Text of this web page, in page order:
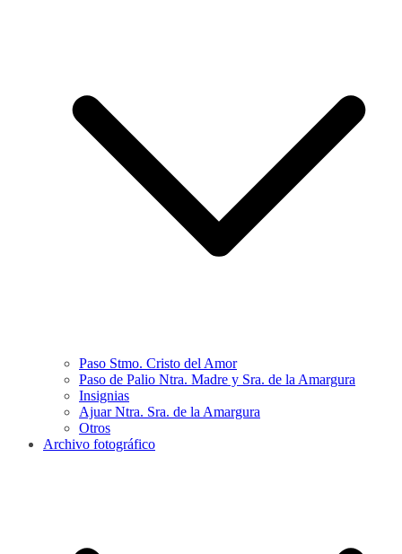
Paso Stmo. Cristo del Amor
Paso de Palio Ntra. Madre y Sra. de la Amargura
Insignias
Ajuar Ntra. Sra. de la Amargura
Otros
Archivo fotográfico